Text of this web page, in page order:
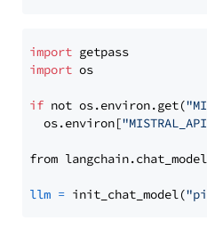
import
import os
if not os.environ.get(
  os.environ[
from
llm = init_chat_model(